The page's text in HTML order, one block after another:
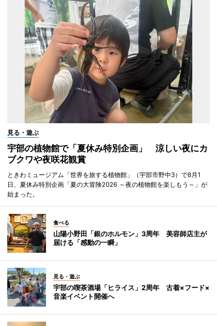
見る・遊ぶ
宇部の植物館で「夏休み特別企画」 涼しい夜にカ
ブクワや夜咲花観賞
ときわミュージアム「世界を旅する植物館」（宇部市野中3）で8月1
日、夏休み特別企画「夏の大冒険2026 ～夜の植物館を楽しもう～」が
始まった。
食べる
山陽小野田「銀のホルモン」3周年 美容師店主が
届ける「感動の一瞬」
見る・遊ぶ
宇部の喫茶酒場「ヒライス」2周年 古着×フード×
音楽イベント開催へ